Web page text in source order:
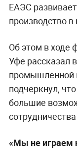
ЕАЭС
производство
Об этом в ходе
Уфе рассказал
промышленной
подчеркнул,
большие
«Мы не играем